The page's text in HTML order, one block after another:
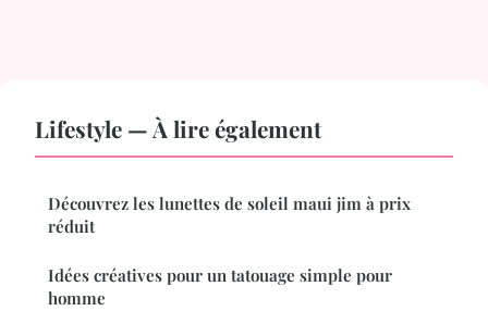
Lifestyle — À lire également
Découvrez les lunettes de soleil maui jim à prix
réduit
Idées créatives pour un tatouage simple pour
homme